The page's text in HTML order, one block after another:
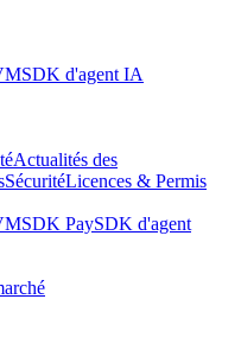
SDK d'agent IA
Actualités des
SécuritéLicences & Permis
SDK PaySDK d'agent